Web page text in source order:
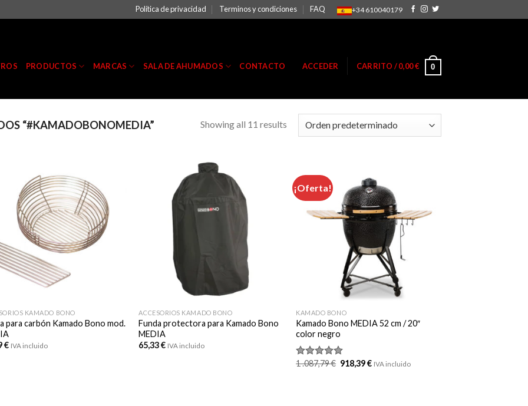
Política de privacidad Terminos y condiciones FAQ +34 610040179
PRODUCTOS MARCAS SALA DE AHUMADOS CONTACTO ACCEDER CARRITO /0,00€ 0
“#KAMADOBONOMEDIA” Showing all 11 results
KAMADO BONO
para carbón Kamado Bono mod.
€ IVA incluido
ACCESORIOS KAMADO BONO
Funda protectora para Kamado Bono
MEDIA
65,33€ IVA incluido
¡Oferta!
KAMADO BONO
Kamado Bono MEDIA 52 cm / 20″
color negro
Valorado
1 .087,79€ El
precio
918,39€ElIVA incluido